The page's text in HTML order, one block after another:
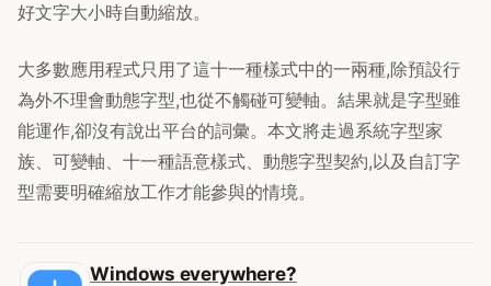
好文字大小時自動縮放。
大多數應用程式只用了這十一種樣式中的一兩種,除預設行
為外不理會動態字型,也從不觸碰可變軸。結果就是字型雖
能運作,卻沒有說出平台的詞彙。本文將走過系統字型家
族、可變軸、十一種語意樣式、動態字型契約,以及自訂字
型需要明確縮放工作才能參與的情境。
Windows everywhere?